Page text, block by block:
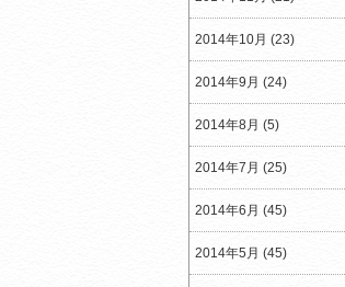
2014年10月 (23)
2014年9月 (24)
2014年8月 (5)
2014年7月 (25)
2014年6月 (45)
2014年5月 (45)